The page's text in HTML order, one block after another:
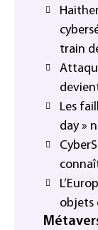
train
Les
day »
objets